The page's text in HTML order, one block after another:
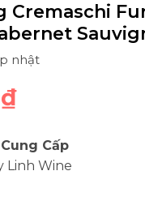
Cremaschi
nhật
Cấp
Linh Wine